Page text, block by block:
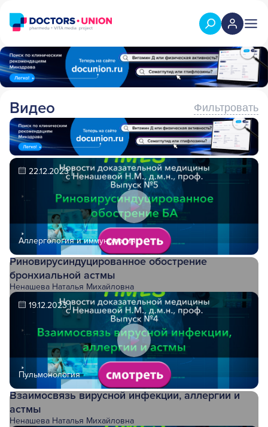
Видео Фильтровать
22.12.2023
Аллергология и иммунология
Риновирусиндуцированное обострение
бронхиальной астмы
Ненашева Наталья Михайловна
19.12.2023
Пульмонология
Взаимосвязь вирусной инфекции, аллергии и
астмы
Ненашева Наталья Михайловна